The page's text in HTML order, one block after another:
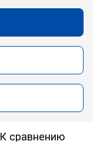
К сравнению